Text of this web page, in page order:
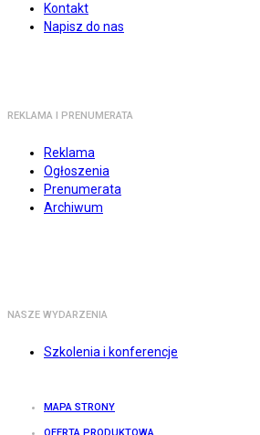
Kontakt
Napisz do nas
REKLAMA I PRENUMERATA
Reklama
Ogłoszenia
Prenumerata
Archiwum
NASZE WYDARZENIA
Szkolenia i konferencje
MAPA STRONY